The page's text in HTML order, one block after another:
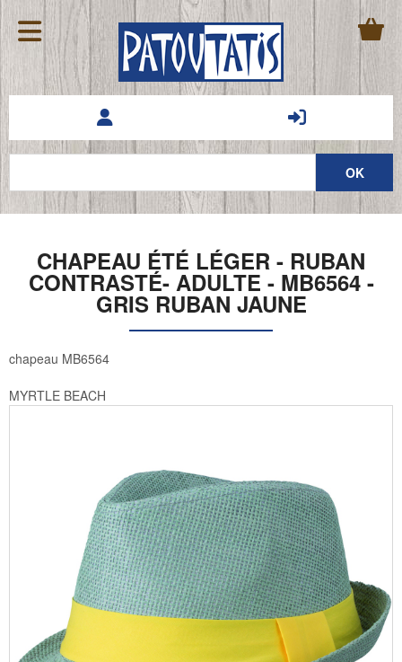
CHAPEAU ÉTÉ LÉGER - RUBAN
CONTRASTÉ- ADULTE - MB6564 -
GRIS RUBAN JAUNE
chapeau MB6564
MYRTLE BEACH